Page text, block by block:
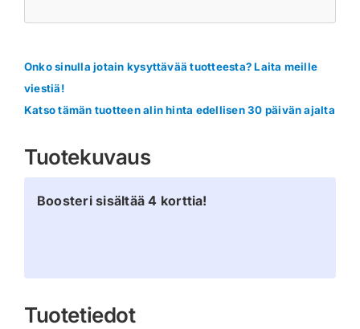
Onko sinulla jotain kysyttävää tuotteesta? Laita meille
viestiä!
Katso tämän tuotteen alin hinta edellisen 30 päivän ajalta
Tuotekuvaus
Boosteri sisältää 4 korttia!
Tuotetiedot